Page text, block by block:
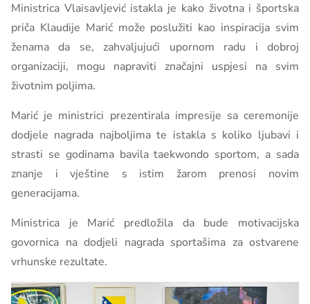
Ministrica Vlaisavljević istakla je kako životna i športska
priča Klaudije Marić može poslužiti kao inspiracija svim
ženama da se, zahvaljujući upornom radu i dobroj
organizaciji, mogu napraviti značajni uspjesi na svim
životnim poljima.
Marić je ministrici prezentirala impresije sa ceremonije
dodjele nagrada najboljima te istakla s koliko ljubavi i
strasti se godinama bavila taekwondo sportom, a sada
znanje i vještine s istim žarom prenosi novim
generacijama.
Ministrica je Marić predložila da bude motivacijska
govornica na dodjeli nagrada sportašima za ostvarene
vrhunske rezultate.